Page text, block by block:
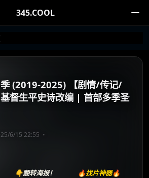
345.COOL
季 (2019-2025) 【剧情/传记/
督生平史诗改编 | 首部多季圣
6/15 22:55
👇翻转海报！ 🔥找片神器🔥